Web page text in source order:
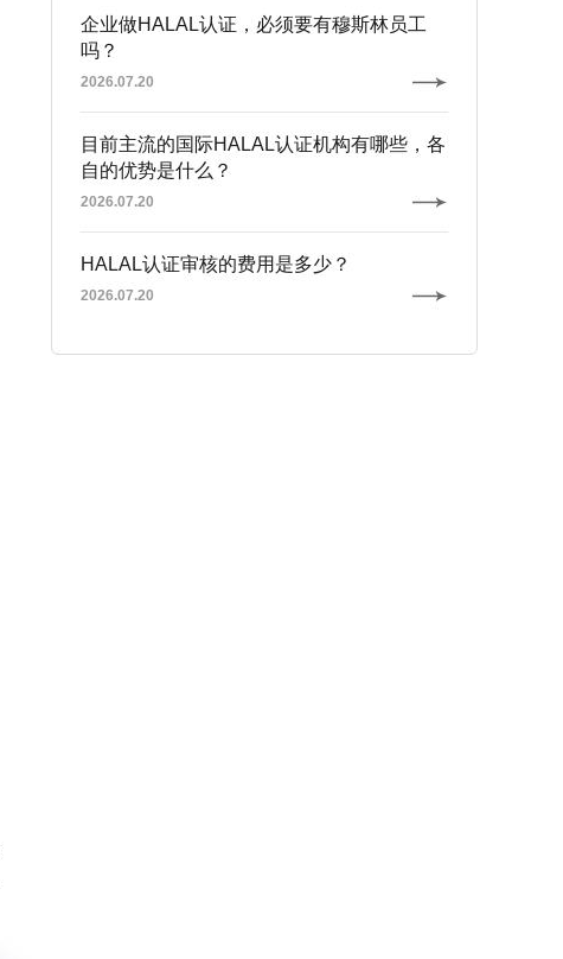
企业做HALAL认证，必须要有穆斯林员工
吗？
2026.07.20
目前主流的国际HALAL认证机构有哪些，各
自的优势是什么？
2026.07.20
HALAL认证审核的费用是多少？
2026.07.20